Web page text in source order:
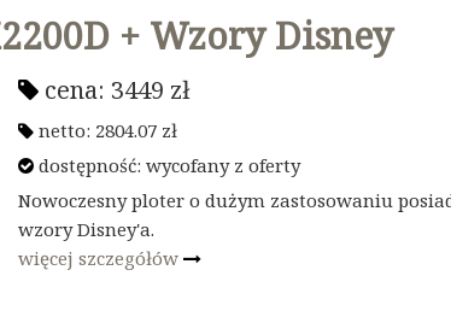
+ Wzory Disney
cena: 3449 zł
netto: 2804.07 zł
dostępność: wycofany z oferty
Nowoczesny ploter o dużym zastosowaniu
wzory Disney'a.
więcej szczegółów